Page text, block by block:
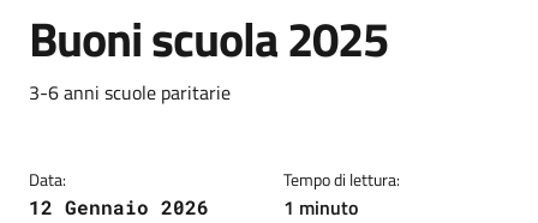
Buoni scuola 2025
Dettagli
Descrizione breve
3-6 anni scuole paritarie
Data:
12 Gennaio 2026
Tempo di lettura:
1 minuto